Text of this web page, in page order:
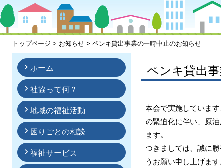
トップページ > お知らせ > ペンキ貸出事業の一時中止のお知らせ
ホーム
社協って何？
地域の福祉活動
困りごとの相談
福祉サービス
ペンキ貸出
本会で実施していま
の緊迫化に伴い、原
ます。
つきましては、誠に
うお願い申し上げます